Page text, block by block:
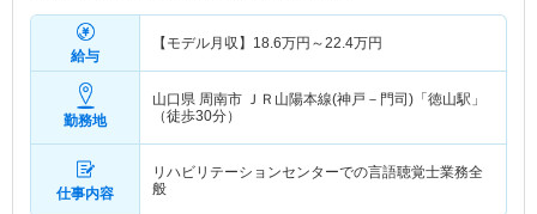
給与
【モデル月収】 18.6万円～22.4万円
勤務地
山口県 周南市 ＪＲ山陽本線(神戸－門司)「徳山駅」
（徒歩30分）
仕事内容
リハビリテーションセンターでの言語聴覚士業務全
般